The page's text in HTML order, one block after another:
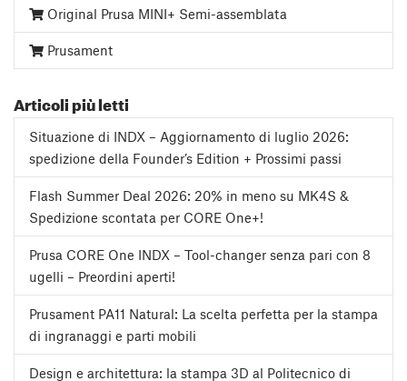
Original Prusa MINI+ Semi-assemblata
Prusament
Articoli più letti
Situazione di INDX – Aggiornamento di luglio 2026:
spedizione della Founder’s Edition + Prossimi passi
Flash Summer Deal 2026: 20% in meno su MK4S &
Spedizione scontata per CORE One+!
Prusa CORE One INDX – Tool-changer senza pari con 8
ugelli – Preordini aperti!
Prusament PA11 Natural: La scelta perfetta per la stampa
di ingranaggi e parti mobili
Design e architettura: la stampa 3D al Politecnico di